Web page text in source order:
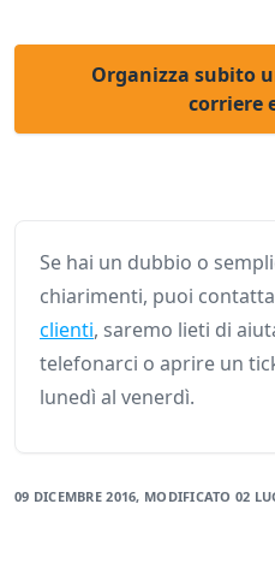
Organizza subito
corriere
Se hai un dubbio o
chiarimenti, puoi
clienti, saremo lieti di
telefonarci o aprire un
lunedì al venerdì.
09 DICEMBRE 2016, MODIFICATO 02